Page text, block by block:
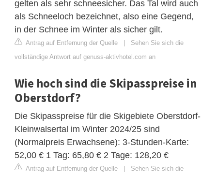
gelten als sehr schneesicher. Das Tal wird auch
als Schneeloch bezeichnet, also eine Gegend,
in der Schnee im Winter als sicher gilt.
Antrag auf Entfernung der Quelle | Sehen Sie sich die
vollständige Antwort auf genuss-aktivhotel.com an
Wie hoch sind die Skipasspreise in
Oberstdorf?
Die Skipasspreise für die Skigebiete Oberstdorf-
Kleinwalsertal im Winter 2024/25 sind
(Normalpreis Erwachsene): 3-Stunden-Karte:
52,00 € 1 Tag: 65,80 € 2 Tage: 128,20 €
Antrag auf Entfernung der Quelle | Sehen Sie sich die